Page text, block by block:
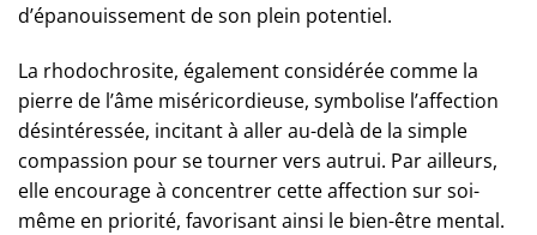
d’épanouissement de son plein potentiel.
La rhodochrosite, également considérée comme la
pierre de l’âme miséricordieuse, symbolise l’affection
désintéressée, incitant à aller au-delà de la simple
compassion pour se tourner vers autrui. Par ailleurs,
elle encourage à concentrer cette affection sur soi-
même en priorité, favorisant ainsi le bien-être mental.